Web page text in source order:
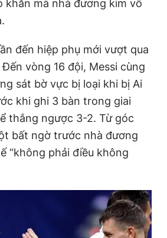
khăn mà nhà đương kim vô
đến hiệp phụ mới vượt qua
vòng 16 đội, Messi cùng
sát bờ vực bị loại khi bị Ai
khi ghi 3 bàn trong giai
thắng ngược 3-2. Từ góc
bất ngờ trước nhà đương
“không phải điều không